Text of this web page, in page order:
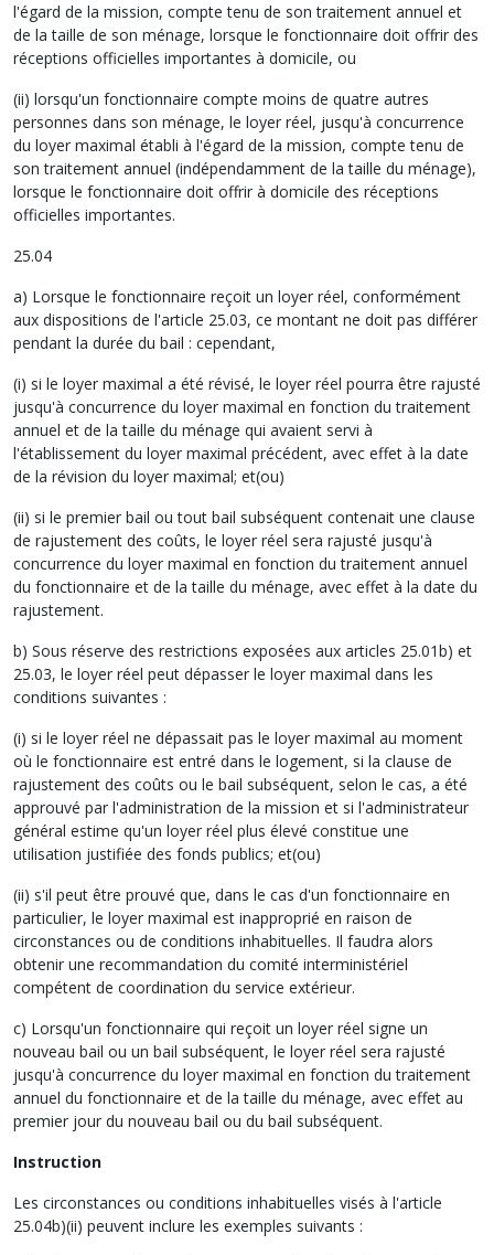
l'égard de la mission, compte tenu de son traitement annuel et
de la taille de son ménage, lorsque le fonctionnaire doit offrir des
réceptions officielles importantes à domicile, ou
(ii) lorsqu'un fonctionnaire compte moins de quatre autres
personnes dans son ménage, le loyer réel, jusqu'à concurrence
du loyer maximal établi à l'égard de la mission, compte tenu de
son traitement annuel (indépendamment de la taille du ménage),
lorsque le fonctionnaire doit offrir à domicile des réceptions
officielles importantes.
25.04
a) Lorsque le fonctionnaire reçoit un loyer réel, conformément
aux dispositions de l'article 25.03, ce montant ne doit pas différer
pendant la durée du bail : cependant,
(i) si le loyer maximal a été révisé, le loyer réel pourra être rajusté
jusqu'à concurrence du loyer maximal en fonction du traitement
annuel et de la taille du ménage qui avaient servi à
l'établissement du loyer maximal précédent, avec effet à la date
de la révision du loyer maximal; et(ou)
(ii) si le premier bail ou tout bail subséquent contenait une clause
de rajustement des coûts, le loyer réel sera rajusté jusqu'à
concurrence du loyer maximal en fonction du traitement annuel
du fonctionnaire et de la taille du ménage, avec effet à la date du
rajustement.
b) Sous réserve des restrictions exposées aux articles 25.01b) et
25.03, le loyer réel peut dépasser le loyer maximal dans les
conditions suivantes :
(i) si le loyer réel ne dépassait pas le loyer maximal au moment
où le fonctionnaire est entré dans le logement, si la clause de
rajustement des coûts ou le bail subséquent, selon le cas, a été
approuvé par l'administration de la mission et si l'administrateur
général estime qu'un loyer réel plus élevé constitue une
utilisation justifiée des fonds publics; et(ou)
(ii) s'il peut être prouvé que, dans le cas d'un fonctionnaire en
particulier, le loyer maximal est inapproprié en raison de
circonstances ou de conditions inhabituelles. Il faudra alors
obtenir une recommandation du comité interministériel
compétent de coordination du service extérieur.
c) Lorsqu'un fonctionnaire qui reçoit un loyer réel signe un
nouveau bail ou un bail subséquent, le loyer réel sera rajusté
jusqu'à concurrence du loyer maximal en fonction du traitement
annuel du fonctionnaire et de la taille du ménage, avec effet au
premier jour du nouveau bail ou du bail subséquent.
Instruction
Les circonstances ou conditions inhabituelles visés à l'article
25.04b)(ii) peuvent inclure les exemples suivants :